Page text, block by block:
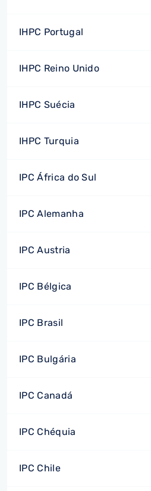
IHPC Portugal
IHPC Reino Unido
IHPC Suécia
IHPC Turquia
IPC África do Sul
IPC Alemanha
IPC Austria
IPC Bélgica
IPC Brasil
IPC Bulgária
IPC Canadá
IPC Chéquia
IPC Chile